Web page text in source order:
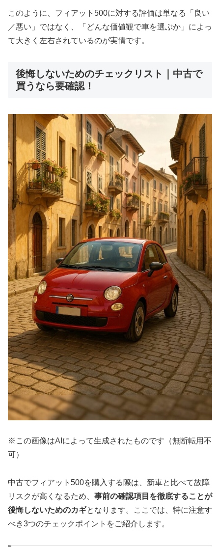
このように、フィアット500に対する評価は単なる「良い
／悪い」ではなく、「どんな価値観で車を選ぶか」によっ
て大きく左右されているのが実情です。
後悔しないためのチェックリスト｜中古で
買うなら要確認！
※この画像はAIによって生成されたものです（無断転用不
可）
中古でフィアット500を購入する際は、新車と比べて故障
リスクが高くなるため、 事前の確認項目を徹底することが
後悔しないためのカギとなります。ここでは、特に注意す
べき3つのチェックポイントをご紹介します。